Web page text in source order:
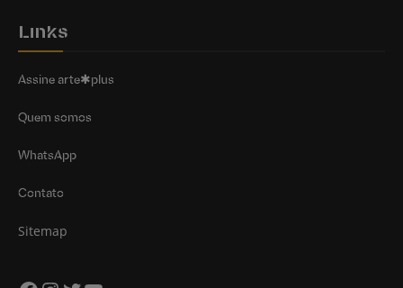
Links
Assine arte✱plus
Quem somos
WhatsApp
Contato
Sitemap